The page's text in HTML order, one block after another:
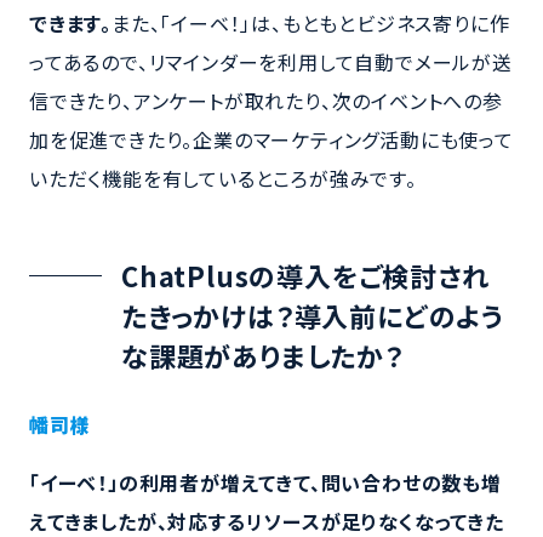
できます。 また、「イーベ！」は、もともとビジネス寄りに作
ってあるので、リマインダーを利用して自動でメールが送
信できたり、アンケートが取れたり、次のイベントへの参
加を促進できたり。企業のマーケティング活動にも使って
いただく機能を有しているところが強みです。
ChatPlusの導入をご検討され
たきっかけは？導入前にどのよう
な課題がありましたか？
幡司様
「イーベ！」の利用者が増えてきて、問い合わせの数も増
えてきましたが、対応するリソースが足りなくなってきた